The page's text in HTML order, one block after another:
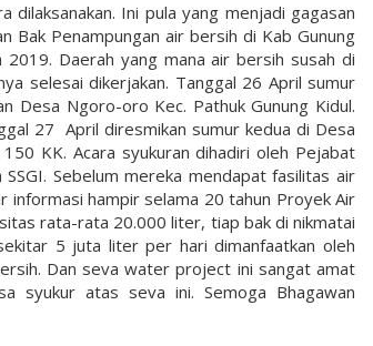
Ini pula yang menjadi gagasan
Bak Penampungan air bersih di Kab Gunung
Daerah yang mana air bersih susah di
selesai dikerjakan. Tanggal 26 April sumur
Desa Ngoro-oro Kec. Pathuk Gunung Kidul.
27 April diresmikan sumur kedua di Desa
KK. Acara syukuran dihadiri oleh Pejabat
Sebelum mereka mendapat fasilitas air
informasi hampir selama 20 tahun Proyek Air
rata-rata 20.000 liter, tiap bak di nikmatai
5 juta liter per hari dimanfaatkan oleh
Dan seva water project ini sangat amat
syukur atas seva ini. Semoga Bhagawan